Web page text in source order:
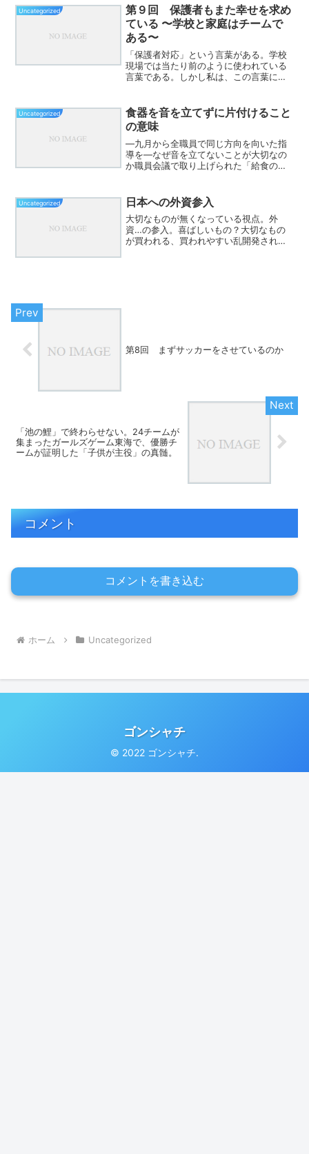
化」というキーワードが先行することに
対し、私たちは立ち止まって...
Uncategorized
第９回 保護者もまた幸せを求め
ている 〜学校と家庭はチームで
ある〜
「保護者対応」という言葉がある。学校
現場では当たり前のように使われている
言葉である。しかし私は、この言葉に少
る。厳しいご意見をいただくこともあ
る。学校の考え方と家庭の考え方...
Uncategorized
食器を音を立てずに片付けること
の意味
―九月から全職員で同じ方向を向いた指
導を―なぜ音を立てないことが大切なの
か職員会議で取り上げられた「給食の食
教育目標や学級目標と矛盾する行為につ
ながります。「仲間を大切...
Uncategorized 日本への外資参入
大切なものが無くなっている視点。外
資…の参入。喜ばしいもの？大切なもの
が買われる、買われやすい乱開発されや
第8回 まずサッカーをさせているのか
「池の鯉」で終わらせない。24チームが
集まったガールズゲーム東海で、優勝チ
ームが証明した「子供が主役」の真髄。
コメント
コメントを書き込む
ホーム Uncategorized
ゴンシャチ
© 2022 ゴンシャチ.